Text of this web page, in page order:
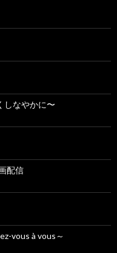
しなやかに〜
配信
vous à vous～